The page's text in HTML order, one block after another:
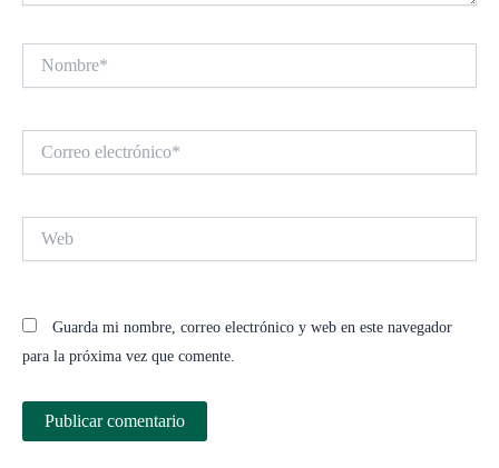
electrónico*
Guarda mi nombre, correo electrónico y web en este navegador
para la próxima vez que comente.